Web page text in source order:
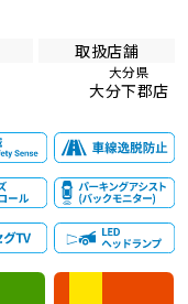
取扱店舗
大分県
大分下郡店